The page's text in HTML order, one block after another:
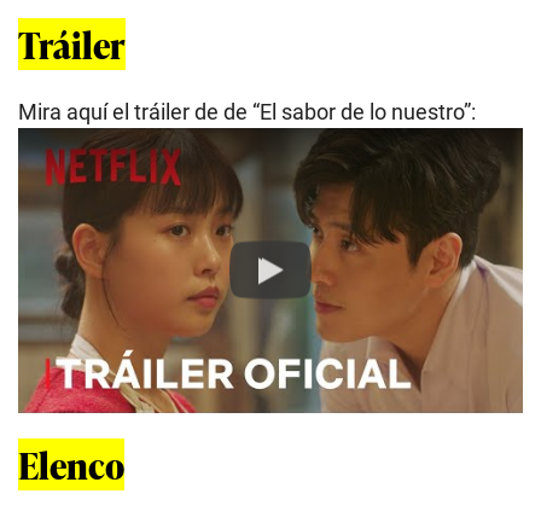
Tráiler
Mira aquí el tráiler de de “El sabor de lo nuestro”:
Play
Elenco